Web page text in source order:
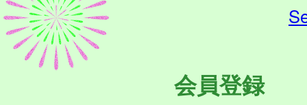
会員登録